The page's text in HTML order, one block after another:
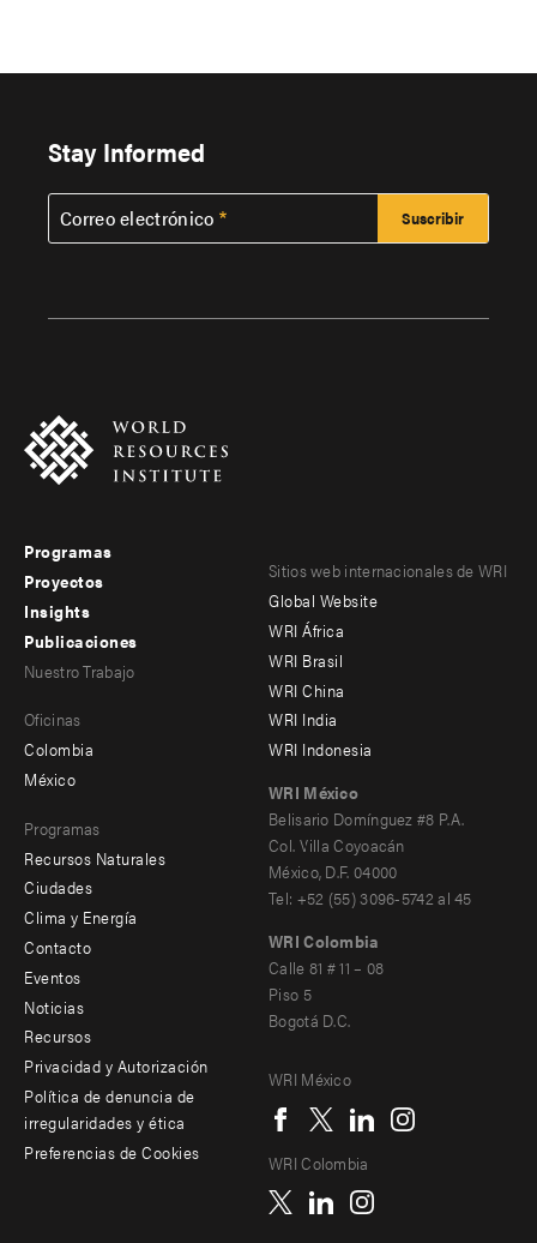
Stay Informed
Correo electrónico
Footer
menu
-
Programas
Proyectos
Insights
Publicaciones
menu
-
Nuestro Trabajo
Oficinas
Colombia
México
Programas
Recursos Naturales
Ciudades
Clima y Energía
Footer
menu
-
Additional
Contacto
Eventos
Noticias
Recursos
Privacidad y Autorización
Política de denuncia de
irregularidades y ética
Preferencias de Cookies
Footer
menu
-
Offices
Sitios web internacionales de WRI
Global Website
WRI África
WRI Brasil
WRI China
WRI India
WRI Indonesia
WRI México
Belisario Domínguez #8 P.A.
Col. Villa Coyoacán
México, D.F. 04000
Tel: +52 (55) 3096-5742 al 45
WRI Colombia
Calle 81 # 11 – 08
Piso 5
Bogotá D.C.
Social
menu
WRI México
WRI Colombia